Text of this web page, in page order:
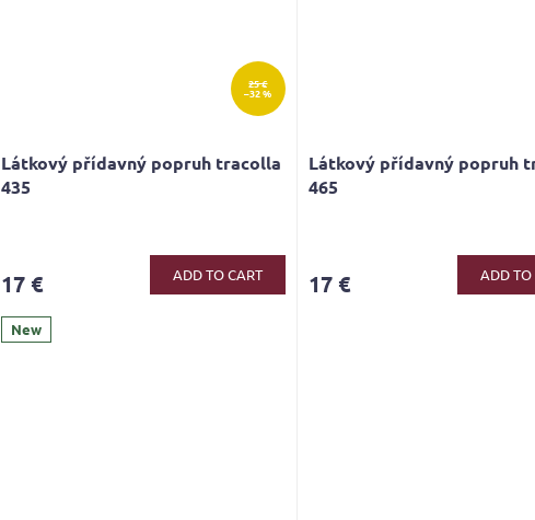
25 €
–32 %
Látkový přídavný popruh tracolla
435
17 € ADD TO CART
Látkový přídavný popruh
465
17 € ADD TO
New